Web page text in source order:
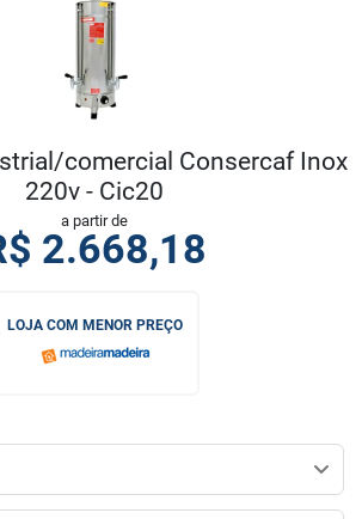
comercial Consercaf Inox
220v - Cic20
a partir de
2.668,18
LOJA COM MENOR PREÇO